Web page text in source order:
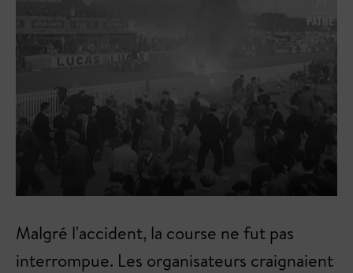
Malgré l'accident, la course ne fut pas
interrompue. Les organisateurs craignaient